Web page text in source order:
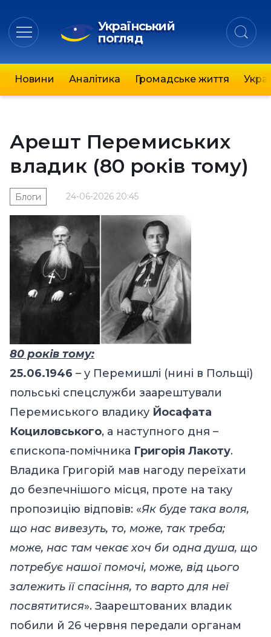
Український
погляд
Новини Аналітика Громадське життя
Арешт Перемиських
владик (80 років тому)
24-06-2026 20:45
Блоги
80 років тому:
25.06.1946 – у Перемишлі (нині в Польщі)
польські спецслужби заарештували
Перемиського владику Йосафата
Коциловського, а наступного дня –
єпископа-помічника Григорія Лакоту.
Владика Григорій мав нагоду переїхати
до безпечнішого місця, проте на таку
пропозицію відповів: «Як буде така воля,
що нас вивезуть, то, може, так треба;
може, нас там чекає хоч би одна душа, що
потребує нашої помочі, може, від цього
залежить її спасіння, то варто для неї
посвятитися». Заарештованих владик
побили й 26 червня передали органам